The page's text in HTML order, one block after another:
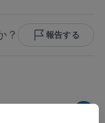
？ 報告する